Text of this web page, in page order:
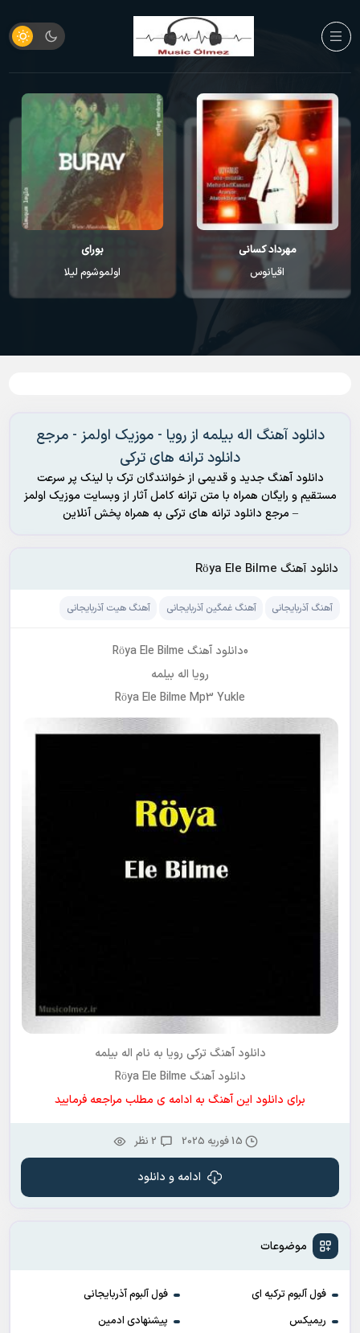
مهرداد کسانی
اقیانوس
بورای
اولموشوم لیلا
موضوعات
فول آلبوم ترکیه ای
فول آلبوم آذربایجانی
ریمیکس
پیشنهادی ادمین
دانلود آهنگ اله بیلمه از رویا - موزیک اولمز - مرجع
دانلود ترانه های ترکی
دانلود آهنگ جدید و قدیمی از خوانندگان ترک با لینک پر سرعت
مستقیم و رایگان همراه با متن ترانه کامل آثار از وبسایت موزیک اولمز
– مرجع دانلود ترانه های ترکی به همراه پخش آنلاین
دانلود آهنگ Röya Ele Bilme
آهنگ آذربایجانی آهنگ غمگین آذربایجانی آهنگ هیت آذربایجانی
0دانلود آهنگ Röya Ele Bilme
رویا اله بیلمه
Röya Ele Bilme Mp3 Yukle
دانلود آهنگ ترکی رویا به نام اله بیلمه
دانلود آهنگ Röya Ele Bilme
برای دانلود این آهنگ به ادامه ی مطلب مراجعه فرمایید
15 فوریه 2025 2 نظر
ادامه و دانلود